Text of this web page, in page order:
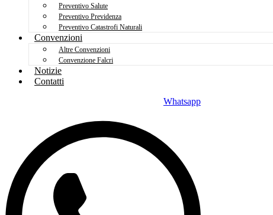
Preventivo Salute
Preventivo Previdenza
Preventivo Catastrofi Naturali
Convenzioni
Altre Convenzioni
Convenzione Falcri
Notizie
Contatti
Whatsapp